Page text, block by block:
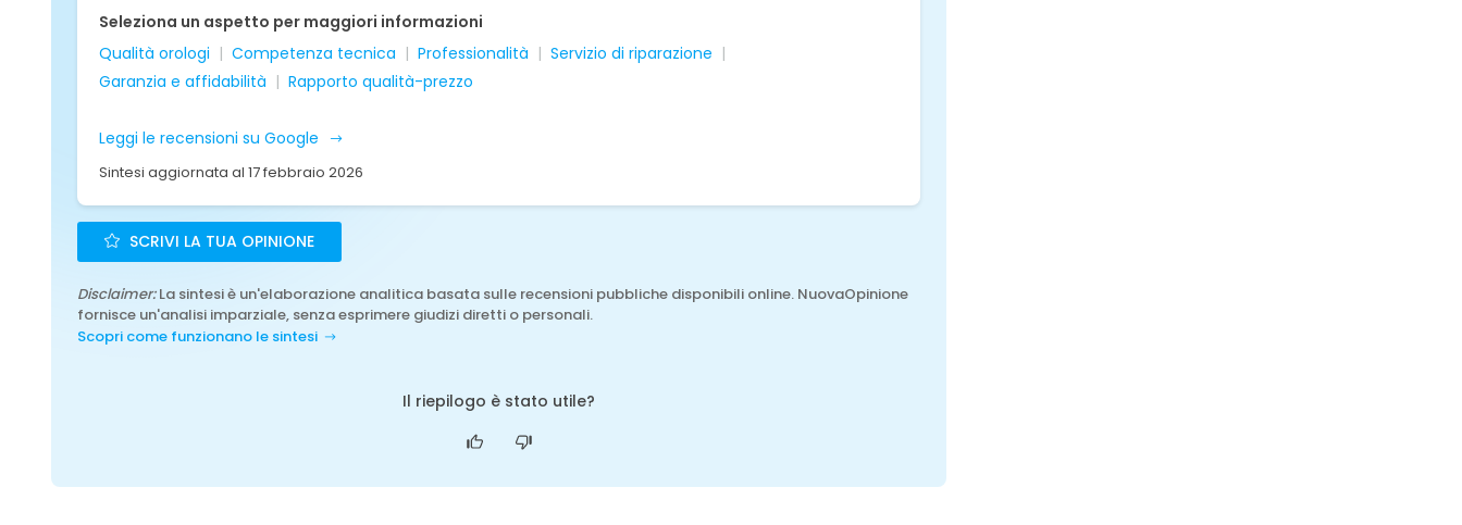
Seleziona un aspetto per maggiori informazioni
Qualità orologi
Competenza tecnica Professionalità
Servizio di riparazione
Garanzia e affidabilità
Rapporto qualità-prezzo
Leggi le recensioni su Google
Sintesi aggiornata al 17 febbraio 2026
SCRIVI LA TUA OPINIONE
Disclaimer:La sintesi è un'elaborazione analitica basata sulle recensioni pubbliche disponibili online. NuovaOpinione
fornisce un'analisi imparziale, senza esprimere giudizi diretti o personali.
Scopri come funzionano le sintesi
Il riepilogo è stato utile?